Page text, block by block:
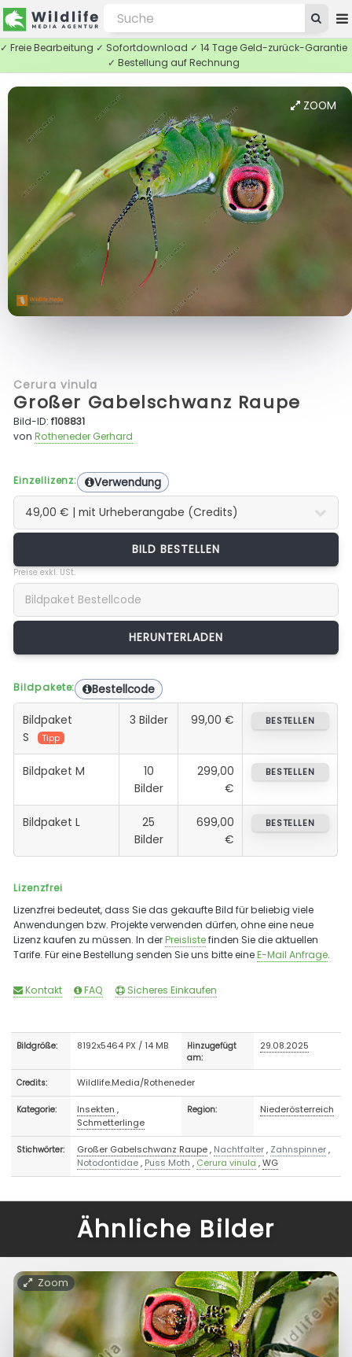
✓ Freie Bearbeitung ✓ Sofortdownload ✓ 14 Tage Geld-zurück-Garantie
✓ Bestellung auf Rechnung
ZOOM
Cerura vinula
Großer Gabelschwanz Raupe
Bild-ID:f108831
vonRotheneder Gerhard
Einzellizenz: Verwendung
BILD BESTELLEN
Preise exkl. USt.
Bildpakete: Bestellcode
Bildpaket
S
Tipp
3 Bilder 99,00 € BESTELLEN
Bildpaket M
10
Bilder
299,00
€
BESTELLEN
Bildpaket L
25
Bilder
699,00
€
BESTELLEN
Lizenzfrei
Lizenzfrei bedeutet, dass Sie das gekaufte Bild für beliebig viele
Anwendungen bzw. Projekte verwenden dürfen, ohne eine neue
Lizenz kaufen zu müssen. In derPreislistefinden Sie die aktuellen
Tarife. Für eine Bestellung senden Sie uns bitte eineE-Mail Anfrage.
Kontakt FAQ Sicheres Einkaufen
Bildgröße: 8192x5464 PX / 14 MB
Hinzugefügt
am:
29.08.2025
Credits: Wildlife.Media/Rotheneder
Kategorie: Insekten ,
Schmetterlinge
Region: Niederösterreich
Stichwörter: Großer Gabelschwanz Raupe, Nachtfalter, Zahnspinner,
Notodontidae, Puss Moth , Cerura vinula ,WG
Ähnliche Bilder
Zoom